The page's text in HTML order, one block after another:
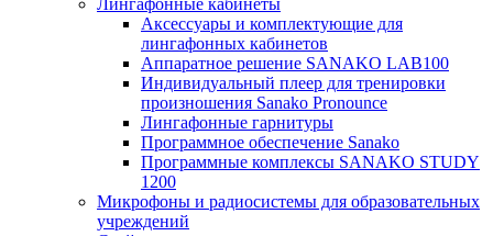
Лингафонные кабинеты
Аксессуары и комплектующие для
лингафонных кабинетов
Аппаратное решение SANAKO LAB100
Индивидуальный плеер для тренировки
произношения Sanako Pronounce
Лингафонные гарнитуры
Программное обеспечение Sanako
Программные комплексы SANAKO STUDY
1200
Микрофоны и радиосистемы для образовательных
учреждений